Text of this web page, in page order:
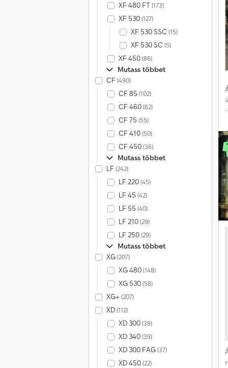
XF 480 FT(173)
XF 530(127)
XF 530 SSC (15)
XF 530 SC (5)
XF 450(86)
Mutass többet
CF (490)
CF 85 (102)
CF 460(62)
CF 75 (55)
CF 410(50)
CF 450(36)
Mutass többet
LF (242)
LF 220(45)
LF 45 (42)
LF 55 (40)
LF 210(29)
LF 250(29)
Mutass többet
XG(207)
XG 480(148)
XG 530(58)
XG+(207)
XD(112)
XD 300(39)
XD 340(39)
XD 300 FAG(37)
XD 450(22)